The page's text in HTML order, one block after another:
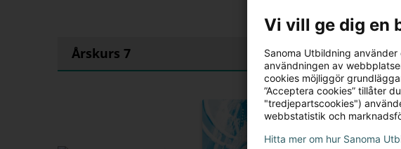
Årskurs 7
Vi vill ge dig en
Sanoma Utbildning
användningen av
cookies möjliggör
”Acceptera cookies” tillåter
"tredjepartscookies")
webbstatistik och
Hitta mer om hur Sanoma